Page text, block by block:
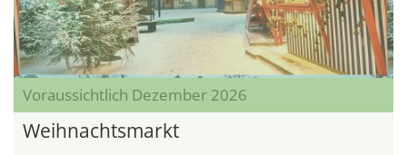
Voraussichtlich Dezember 2026
Weihnachtsmarkt